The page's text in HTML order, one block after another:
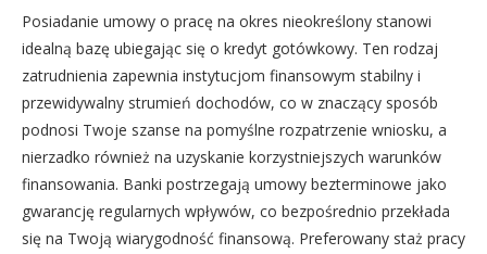
Posiadanie umowy o pracę na okres nieokreślony stanowi
idealną bazę ubiegając się o kredyt gotówkowy. Ten rodzaj
zatrudnienia zapewnia instytucjom finansowym stabilny i
przewidywalny strumień dochodów, co w znaczący sposób
podnosi Twoje szanse na pomyślne rozpatrzenie wniosku, a
nierzadko również na uzyskanie korzystniejszych warunków
finansowania. Banki postrzegają umowy bezterminowe jako
gwarancję regularnych wpływów, co bezpośrednio przekłada
się na Twoją wiarygodność finansową. Preferowany staż pracy